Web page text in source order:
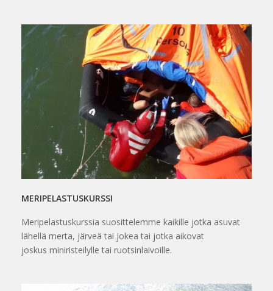
MERIPELASTUSKURSSI
Meripelastuskurssia suosittelemme kaikille jotka asuvat
lähellä merta, järveä tai jokea tai jotka aikovat
joskus miniristeilylle tai ruotsinlaivoille.